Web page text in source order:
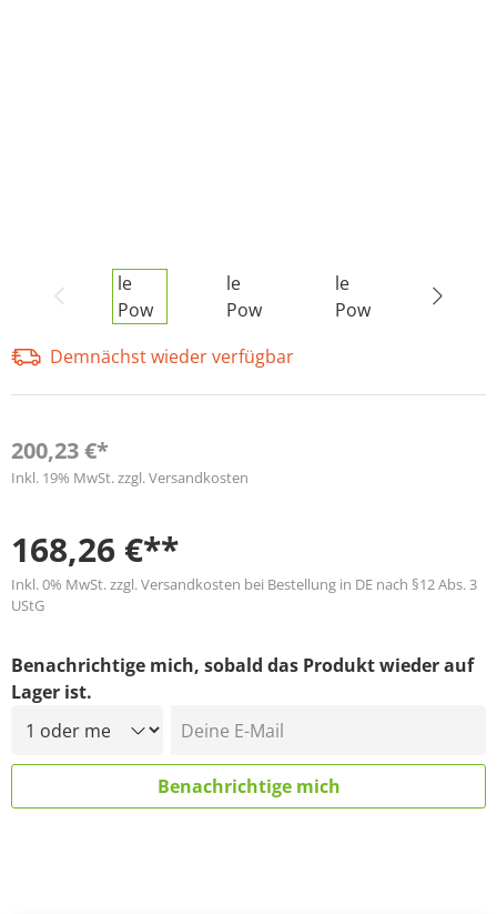
Demnächst wieder verfügbar
200,23 €*
Inkl. 19% MwSt. zzgl. Versandkosten
168,26 €**
Inkl. 0% MwSt. zzgl. Versandkosten bei Bestellung in DE nach §12 Abs. 3
UStG
Benachrichtige mich, sobald das Produkt wieder auf
Lager ist.
Deine E-Mail
Benachrichtige mich